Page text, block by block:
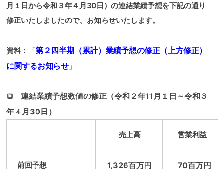
月１日から令和３年４月30日）の連結業績予想を下記の通り
修正いたしましたので、お知らせいたします。
資料：「第２四半期（累計）業績予想の修正（上方修正）
に関するお知らせ 」
🔳連結業績予想数値の修正（令和２年11月１日～令和３
年４月30日）
売上高 営業利益
前回予想 1,326百万円 70百万円